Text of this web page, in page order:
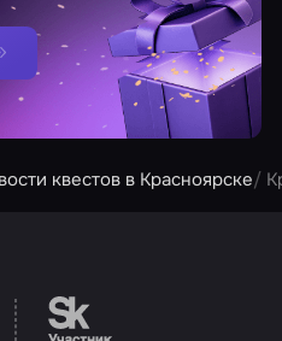
квестов в Красноярске
Перейти на сайт